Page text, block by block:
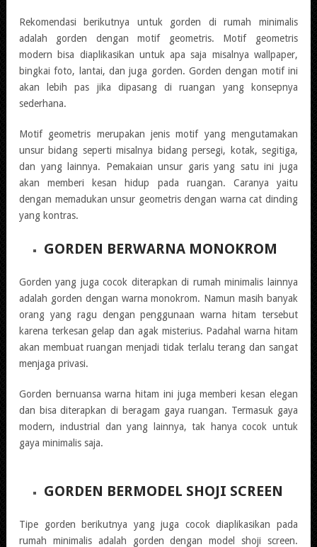
Rekomendasi berikutnya untuk gorden di rumah minimalis
adalah gorden dengan motif geometris. Motif geometris
modern bisa diaplikasikan untuk apa saja misalnya wallpaper,
bingkai foto, lantai, dan juga gorden. Gorden dengan motif ini
akan lebih pas jika dipasang di ruangan yang konsepnya
sederhana.
Motif geometris merupakan jenis motif yang mengutamakan
unsur bidang seperti misalnya bidang persegi, kotak, segitiga,
dan yang lainnya. Pemakaian unsur garis yang satu ini juga
akan memberi kesan hidup pada ruangan. Caranya yaitu
dengan memadukan unsur geometris dengan warna cat dinding
yang kontras.
GORDEN BERWARNA MONOKROM
Gorden yang juga cocok diterapkan di rumah minimalis lainnya
adalah gorden dengan warna monokrom. Namun masih banyak
orang yang ragu dengan penggunaan warna hitam tersebut
karena terkesan gelap dan agak misterius. Padahal warna hitam
akan membuat ruangan menjadi tidak terlalu terang dan sangat
menjaga privasi.
Gorden bernuansa warna hitam ini juga memberi kesan elegan
dan bisa diterapkan di beragam gaya ruangan. Termasuk gaya
modern, industrial dan yang lainnya, tak hanya cocok untuk
gaya minimalis saja.
GORDEN BERMODEL SHOJI SCREEN
Tipe gorden berikutnya yang juga cocok diaplikasikan pada
rumah minimalis adalah gorden dengan model shoji screen.